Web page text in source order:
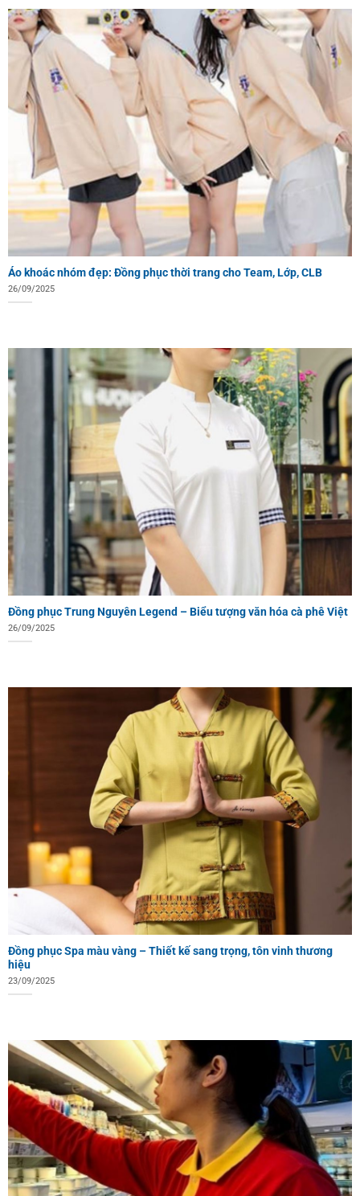
Áo khoác nhóm đẹp: Đồng phục thời trang cho Team, Lớp, CLB
26/09/2025
Đồng phục Trung Nguyên Legend – Biểu tượng văn hóa cà phê Việt
26/09/2025
Đồng phục Spa màu vàng – Thiết kế sang trọng, tôn vinh thương
hiệu
23/09/2025